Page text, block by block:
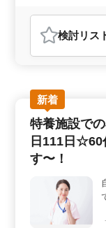
おすすめポイ
＜経験を活かす
ある介護付有料
しています。食
ーションサポー
以上の方も活
体制＞ 社会保険
います。週2〜3
トとの両立もし
制も魅力です
＞ ヘルパー2級
すが、経験に合
ます。安心して
な経験を活かし
検討リス
新着
特養施設で
日111日☆60
す〜！